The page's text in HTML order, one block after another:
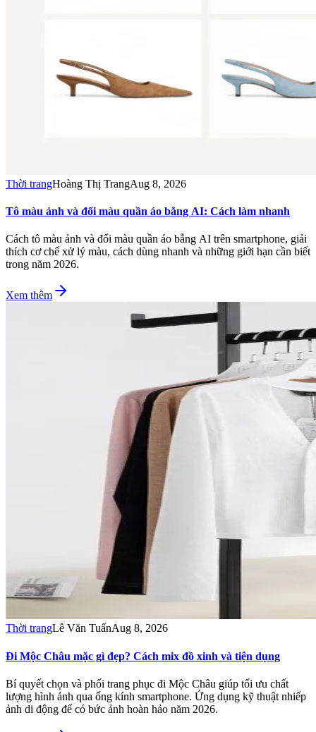
Thời trangHoàng Thị TrangAug 8, 2026
Tô màu ảnh và đổi màu quần áo bằng AI: Cách làm nhanh
Cách tô màu ảnh và đổi màu quần áo bằng AI trên smartphone, giải
thích cơ chế xử lý màu, cách dùng nhanh và những giới hạn cần biết
trong năm 2026.
Xem thêm
Thời trangLê Văn TuấnAug 8, 2026
Đi Mộc Châu mặc gì đẹp? Cách mix đồ xinh và tiện dụng
Bí quyết chọn và phối trang phục đi Mộc Châu giúp tối ưu chất
lượng hình ảnh qua ống kính smartphone. Ứng dụng kỹ thuật nhiếp
ảnh di động để có bức ảnh hoàn hảo năm 2026.